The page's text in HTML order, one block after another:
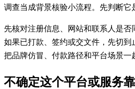
调查当成背景核验小流程。先判断它
先核对注册信息、网站和联系人是否
如果已打款、签约或交文件，先切到
把品牌仿冒、付款路径和平台场景一
不确定这个平台或服务